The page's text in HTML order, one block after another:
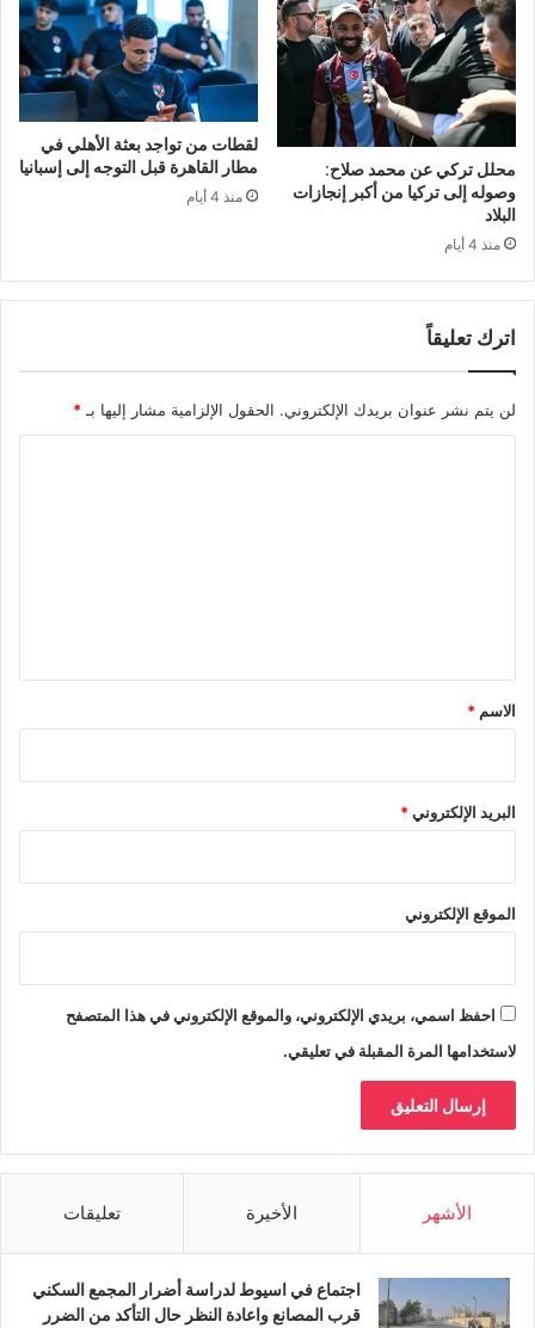
محلل تركي عن محمد صلاح:
وصوله إلى تركيا من أكبر إنجازات
البلاد
منذ 4 أيام
لقطات من تواجد بعثة الأهلي في
مطار القاهرة قبل التوجه إلى إسبانيا
منذ 4 أيام
اترك تعليقاً
لن يتم نشر عنوان بريدك الإلكتروني. الحقول الإلزامية مشار إليها بـ *
*
الاسم *
البريد الإلكتروني*
الموقع الإلكتروني
احفظ اسمي، بريدي الإلكتروني، والموقع الإلكتروني في هذا المتصفح
لاستخدامها المرة المقبلة في تعليقي.
الأشهر الأخيرة تعليقات
اجتماع في اسيوط لدراسة أضرار المجمع السكني
قرب المصانع واعادة النظر حال التأكد من الضرر